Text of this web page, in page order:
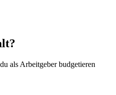
als Arbeitgeber budgetieren